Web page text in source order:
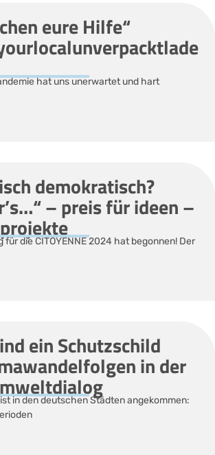
eure Hilfe“
hat uns unerwartet und hart
demokratisch?
– preis für ideen –
für die CITOYENNE 2024 hat begonnen! Der
ein Schutzschild
in der
in den deutschen Städten angekommen: